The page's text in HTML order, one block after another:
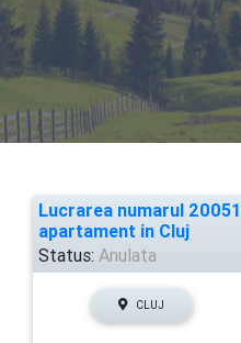
Lucrarea numarul
apartament in Cluj
Status: Anulata
CLUJ